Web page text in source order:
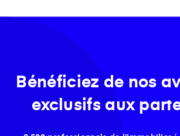
Bénéficiez de nos
exclusifs aux